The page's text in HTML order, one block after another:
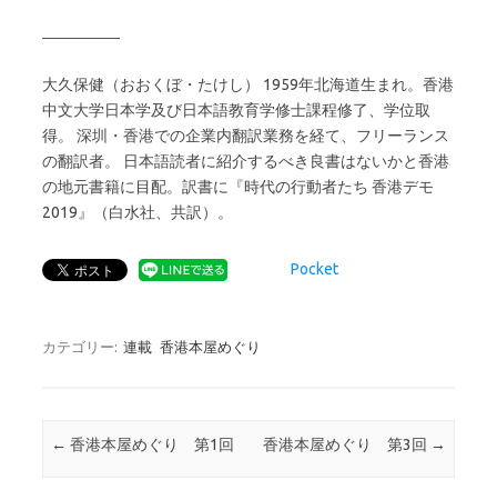
―――――
大久保健（おおくぼ・たけし）
1959年北海道生まれ。香港
中文大学日本学及び日本語教育学修士課程修了、学位取
得。
深圳・香港での企業内翻訳業務を経て、フリーランス
の翻訳者。
日本語読者に紹介するべき良書はないかと香港
の地元書籍に目配。訳書に『時代の行動者たち 香港デモ
2019』（白水社、共訳）。
Pocket
カテゴリー: 連載 香港本屋めぐり
投稿ナビゲーション
← 香港本屋めぐり 第1回 香港本屋めぐり 第3回 →